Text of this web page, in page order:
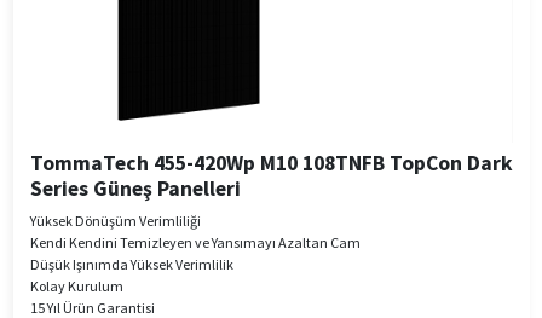
TommaTech 455-420Wp M10 108TNFB TopCon Dark
Series Güneş Panelleri
Yüksek Dönüşüm Verimliliği
Kendi Kendini Temizleyen ve Yansımayı Azaltan Cam
Düşük Işınımda Yüksek Verimlilik
Kolay Kurulum
15 Yıl Ürün Garantisi